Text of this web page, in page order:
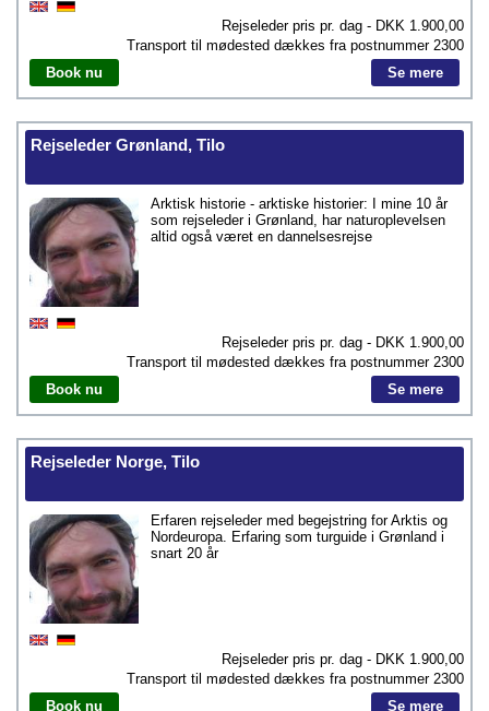
Rejseleder pris pr. dag - DKK 1.900,00
Transport til mødested dækkes fra postnummer 2300
Book nu
Se mere
Rejseleder Grønland, Tilo
Arktisk historie - arktiske historier: I mine 10 år
som rejseleder i Grønland, har naturoplevelsen
altid også været en dannelsesrejse
Rejseleder pris pr. dag - DKK 1.900,00
Transport til mødested dækkes fra postnummer 2300
Book nu
Se mere
Rejseleder Norge, Tilo
Erfaren rejseleder med begejstring for Arktis og
Nordeuropa. Erfaring som turguide i Grønland i
snart 20 år
Rejseleder pris pr. dag - DKK 1.900,00
Transport til mødested dækkes fra postnummer 2300
Book nu
Se mere